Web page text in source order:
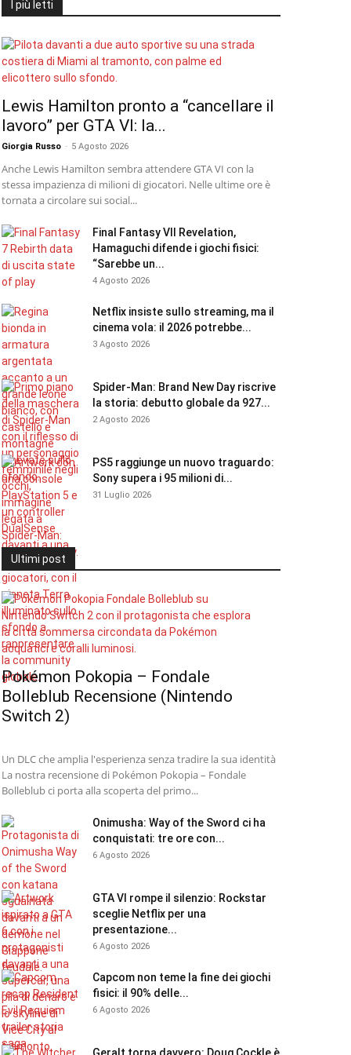
I più letti
Lewis Hamilton pronto a “cancellare il
lavoro” per GTA VI: la...
Giorgia Russo - 5 Agosto 2026
Anche Lewis Hamilton sembra attendere GTA VI con la
stessa impazienza di milioni di giocatori. Nelle ultime ore è
tornata a circolare sui social...
Final Fantasy VII Revelation,
Hamaguchi difende i giochi fisici:
“Sarebbe un...
4 Agosto 2026
Netflix insiste sullo streaming, ma il
cinema vola: il 2026 potrebbe...
3 Agosto 2026
Spider-Man: Brand New Day riscrive
la storia: debutto globale da 927...
2 Agosto 2026
PS5 raggiunge un nuovo traguardo:
Sony supera i 95 milioni di...
31 Luglio 2026
Ultimi post
Pokémon Pokopia – Fondale
Bolleblub Recensione (Nintendo
Switch 2)
Un DLC che amplia l'esperienza senza tradire la sua identità
La nostra recensione di Pokémon Pokopia – Fondale
Bolleblub ci porta alla scoperta del primo...
Onimusha: Way of the Sword ci ha
conquistati: tre ore con...
6 Agosto 2026
GTA VI rompe il silenzio: Rockstar
sceglie Netflix per una
presentazione...
6 Agosto 2026
Capcom non teme la fine dei giochi
fisici: il 90% delle...
6 Agosto 2026